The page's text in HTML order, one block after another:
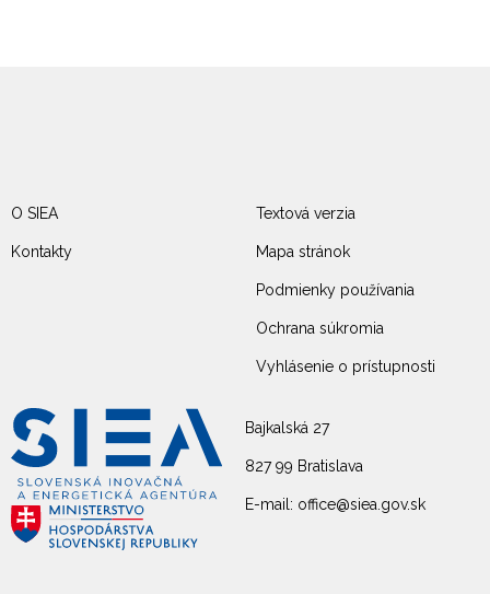
Bajkalská 27
827 99 Bratislava
E-mail: office@siea.gov.sk
O SIEA
Kontakty
Textová verzia
Mapa stránok
Podmienky používania
Ochrana súkromia
Vyhlásenie o prístupnosti